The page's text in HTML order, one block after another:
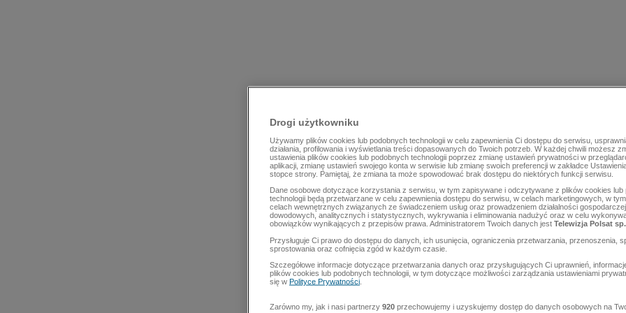
Drogi użytkowniku
Używamy plików cookies lub podobnych technologii w celu zapewnienia Ci dostępu do serwisu,
działania, profilowania i wyświetlania treści dopasowanych do Twoich potrzeb. W każdej chwili możesz
ustawienia plików cookies lub podobnych technologii poprzez zmianę ustawień prywatności w
aplikacji, zmianę ustawień swojego konta w serwisie lub zmianę swoich preferencji w zakładce
stopce strony. Pamiętaj, że zmiana ta może spowodować brak dostępu do niektórych funkcji serwisu.
Dane osobowe dotyczące korzystania z serwisu, w tym zapisywane i odczytywane z plików cookies lub
technologii będą przetwarzane w celu zapewnienia dostępu do serwisu, w celach marketingowych, w
celach wewnętrznych związanych ze świadczeniem usług oraz prowadzeniem działalności
dowodowych, analitycznych i statystycznych, wykrywania i eliminowania nadużyć oraz w celu
obowiązków wynikających z przepisów prawa. Administratorem Twoich danych jest Telewizja Polsat
Przysługuje Ci prawo do dostępu do danych, ich usunięcia, ograniczenia przetwarzania, przenoszenia,
sprostowania oraz cofnięcia zgód w każdym czasie.
Szczegółowe informacje dotyczące przetwarzania danych oraz przysługujących Ci uprawnień,
plików cookies lub podobnych technologii, w tym dotyczące możliwości zarządzania ustawieniami
się w Polityce Prywatności
Zarówno my, jak i nasi partnerzy 920 przechowujemy i uzyskujemy dostęp do danych osobowych na